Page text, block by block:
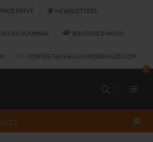
PRIVÉ NEWSLETTERS
AU JOURNAL SOUTENEZ-NOUS
CONTACT@LESALLUMESDUJAZZ.COM
0